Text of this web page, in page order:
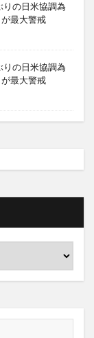
りの日米協調為
最大警戒
りの日米協調為
最大警戒